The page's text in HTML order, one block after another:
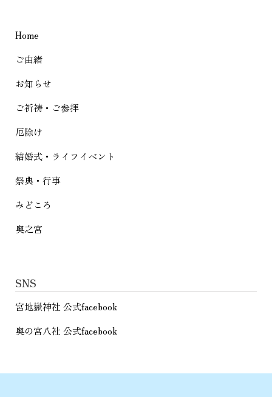
ー
ョ
ン
Home
ご由緒
お知らせ
ご祈祷・ご参拝
厄除け
結婚式・ライフイベント
祭典・行事
みどころ
奥之宮
SNS
宮地嶽神社 公式facebook
奥の宮八社 公式facebook